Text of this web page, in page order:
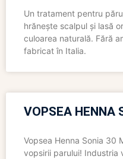
Un tratament pentru
hrănește scalpul și lasă
culoarea naturală. Fără
fabricat în Italia.
VOPSEA HENNA
Vopsea Henna Sonia 30
vopsirii parului! Industria